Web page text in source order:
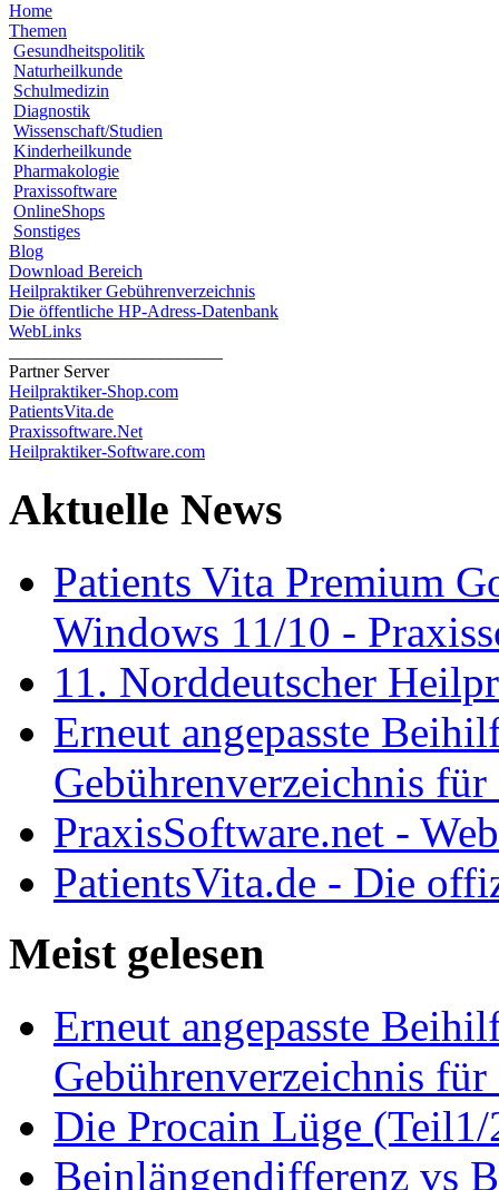
Home
Themen
Gesundheitspolitik
Naturheilkunde
Schulmedizin
Diagnostik
Wissenschaft/Studien
Kinderheilkunde
Pharmakologie
Praxissoftware
OnlineShops
Sonstiges
Blog
Download Bereich
Heilpraktiker Gebührenverzeichnis
Die öffentliche HP-Adress-Datenbank
WebLinks
Partner Server
Heilpraktiker-Shop.com
PatientsVita.de
Praxissoftware.Net
Heilpraktiker-Software.com
Aktuelle News
Patients Vita Premium
Windows 11/10 -
11. Norddeutscher
Erneut angepasste
Gebührenverzeichnis
PraxisSoftware.net -
PatientsVita.de - Die
Meist gelesen
Erneut angepasste
Gebührenverzeichnis
Die Procain Lüge
Beinlängendifferenz vs